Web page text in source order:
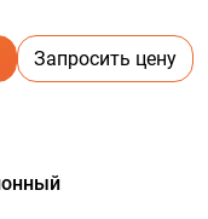
Запросить цену